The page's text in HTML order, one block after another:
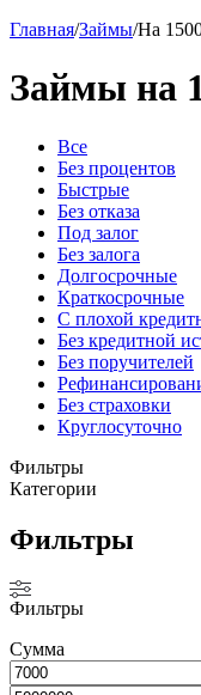
Главная/Займы/На
Займы на
Все
Без процентов
Быстрые
Без отказа
Под залог
Без залога
Долгосрочные
Краткосрочные
С плохой
Без кредитной
Без поручителей
Без страховки
Круглосуточно
Фильтры
Категории
Фильтры
Фильтры
Сумма